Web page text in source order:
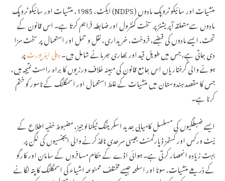
منشیات اور سائیکو ٹروپک مادوں (NDPS) ایکٹ، 1985، منشیات اور سائیکو ٹروپک
مادوں سے متعلقہ آپریشنز پر سخت کنٹرول اور ضابطہ فراہم کرتا ہے۔ اس قانون کے
تحت، ایسے مادوں کی قبضے، فروخت، خریداری، نقل و حمل اور استعمال پر سخت سزا
دی جاتی ہے، جس میں طویل قید اور بھاری جرمانے شامل ہیں۔دہلی ایئرپورٹپر
ہونے والی گرفتاریاں اس جامع قانون کی مبینہ خلاف ورزیوں کا براہ راست نتیجہ ہیں،
جس کا مقصد ہندوستان میں منشیات کے غلط استعمال اور اسمگلنگ کے ناسور کو ختم
کرنا ہے۔
ایسے ضبطگیوں کی مسلسل کامیابی جدید اسکریننگ ٹیکنالوجیز، مضبوط خفیہ اطلاع کے
نیٹ ورکس اور کسٹمز ڈپارٹمنٹ جیسی سرحدی نافذ کرنے والی ایجنسیوں کی لگن پر
بہت زیادہ انحصار کرتی ہے۔ ہوائی اڈے کے حکام مسافروں کے سامان اور کارگو
کے ذریعے منشیات، سونا اور اسلحہ جیسے مختلف ممنوعہ اشیاء کی اسمگلنگ کا پتہ لگانے